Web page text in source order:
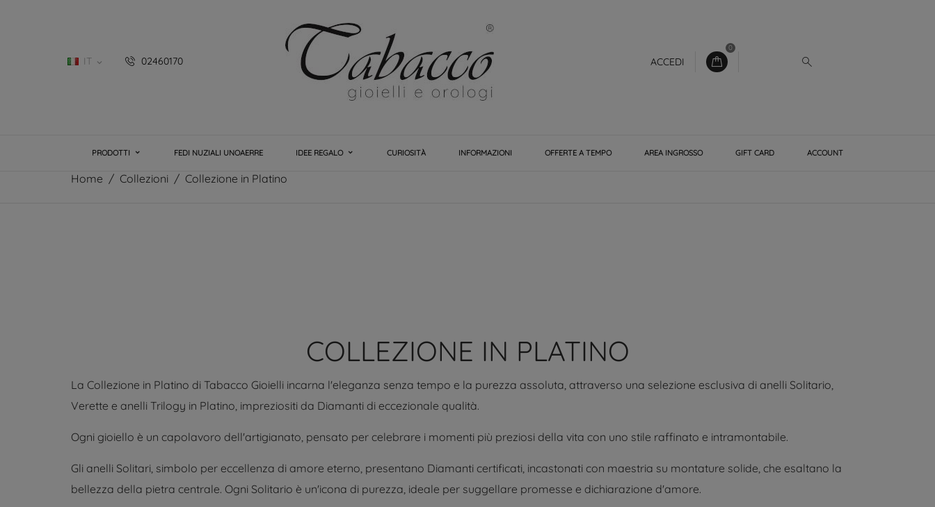
IT  02460170 ACCEDI
0
PRODOTTI FEDI NUZIALI UNOAERRE IDEE REGALO CURIOSITÀ INFORMAZIONI OFFERTE A TEMPO AREA INGROSSO GIFT CARD ACCOUNT
Home Collezioni Collezione in Platino
COLLEZIONE IN PLATINO
La Collezione in Platino di Tabacco Gioielli incarna l'eleganza senza tempo e la purezza assoluta, attraverso una selezione esclusiva di anelli Solitario,
Verette e anelli Trilogy in Platino, impreziositi da Diamanti di eccezionale qualità.
Ogni gioiello è un capolavoro dell'artigianato, pensato per celebrare i momenti più preziosi della vita con uno stile raffinato e intramontabile.
Gli anelli Solitari, simbolo per eccellenza di amore eterno, presentano Diamanti certificati, incastonati con maestria su montature solide, che esaltano la
bellezza della pietra centrale. Ogni Solitario è un'icona di purezza, ideale per suggellare promesse e dichiarazione d'amore.